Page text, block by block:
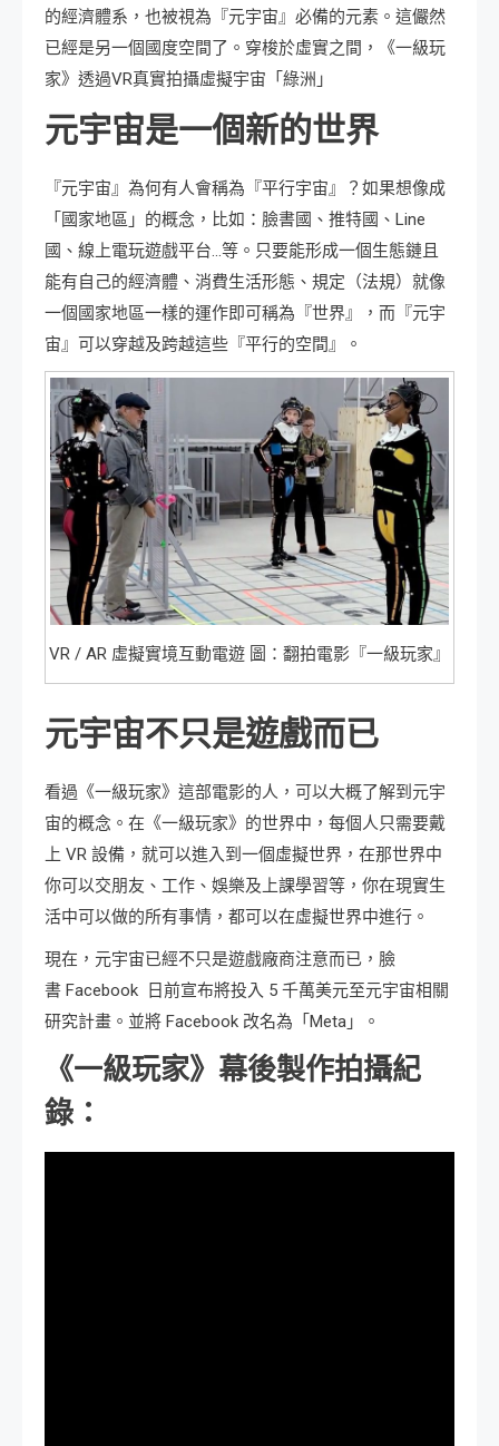
的經濟體系，也被視為『元宇宙』必備的元素。這儼然
已經是另一個國度空間了。穿梭於虛實之間，《一級玩
家》透過VR真實拍攝虛擬宇宙「綠洲」
元宇宙是一個新的世界
『元宇宙』為何有人會稱為『平行宇宙』？如果想像成
「國家地區」的概念，比如：臉書國、推特國、Line
國、線上電玩遊戲平台…等。只要能形成一個生態鏈且
能有自己的經濟體、消費生活形態、規定（法規）就像
一個國家地區一樣的運作即可稱為『世界』，而『元宇
宙』可以穿越及跨越這些『平行的空間』。
VR / AR 虛擬實境互動電遊 圖：翻拍電影『一級玩家』
元宇宙不只是遊戲而已
看過《一級玩家》這部電影的人，可以大概了解到元宇
宙的概念。在《一級玩家》的世界中，每個人只需要戴
上 VR 設備，就可以進入到一個虛擬世界，在那世界中
你可以交朋友、工作、娛樂及上課學習等，你在現實生
活中可以做的所有事情，都可以在虛擬世界中進行。
現在，元宇宙已經不只是遊戲廠商注意而已，臉
書 Facebook 日前宣布將投入 5 千萬美元至元宇宙相關
研究計畫。並將 Facebook 改名為「Meta」。
《一級玩家》幕後製作拍攝紀
錄：